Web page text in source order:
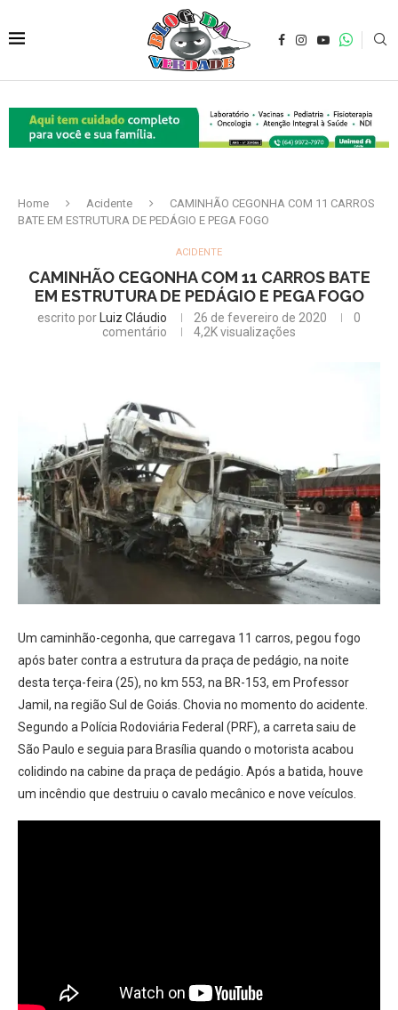
Home Acidente
CAMINHÃO CEGONHA COM 11 CARROS
BATE EM ESTRUTURA DE PEDÁGIO E PEGA FOGO
ACIDENTE
CAMINHÃO CEGONHA COM 11 CARROS BATE
EM ESTRUTURA DE PEDÁGIO E PEGA FOGO
escrito por Luiz Cláudio 26 de fevereiro de 2020
0
comentário
4,2Kvisualizações
Um caminhão-cegonha, que carregava 11 carros, pegou fogo
após bater contra a estrutura da praça de pedágio, na noite
desta terça-feira (25), no km 553, na BR-153, em Professor
Jamil, na região Sul de Goiás. Chovia no momento do acidente.
Segundo a Polícia Rodoviária Federal (PRF), a carreta saiu de
São Paulo e seguia para Brasília quando o motorista acabou
colidindo na cabine da praça de pedágio. Após a batida, houve
um incêndio que destruiu o cavalo mecânico e nove veículos.